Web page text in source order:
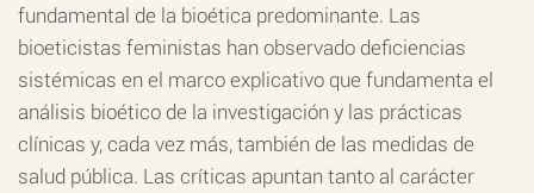
fundamental de la bioética predominante. Las
bioeticistas feministas han observado deficiencias
sistémicas en el marco explicativo que fundamenta el
análisis bioético de la investigación y las prácticas
clínicas y, cada vez más, también de las medidas de
salud pública. Las críticas apuntan tanto al carácter